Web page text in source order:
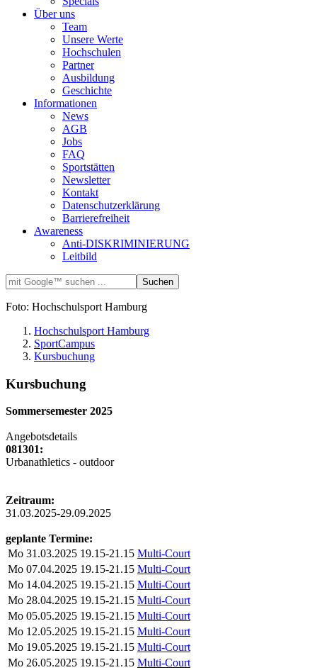
Über uns
Team
Unsere Werte
Hochschulen
Partner
Ausbildung
Geschichte
Informationen
News
AGB
Jobs
FAQ
Sportstätten
Newsletter
Kontakt
Datenschutzerklärung
Barrierefreiheit
Awareness
Anti-DISKRIMINIERUNG
Leitbild
Foto: Hochschulsport Hamburg
Hochschulsport Hamburg
SportCampus
Kursbuchung
Kursbuchung
Sommersemester 2025
Angebotsdetails
081301:
Urbanathletics - outdoor
Zeitraum:
31.03.2025-29.09.2025
geplante Termine:
Mo 31.03.2025 19.15-21.15 Multi-Court
Mo 07.04.2025 19.15-21.15 Multi-Court
Mo 14.04.2025 19.15-21.15 Multi-Court
Mo 28.04.2025 19.15-21.15 Multi-Court
Mo 05.05.2025 19.15-21.15 Multi-Court
Mo 12.05.2025 19.15-21.15 Multi-Court
Mo 19.05.2025 19.15-21.15 Multi-Court
Mo 26.05.2025 19.15-21.15 Multi-Court